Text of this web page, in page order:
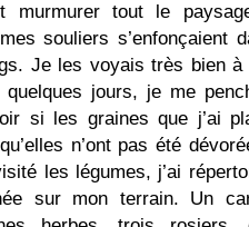
tout le
souliers s’enfonçaient
Je les voyais très bien à
jours, je me
si les graines que j’ai
n’ont pas été
les légumes, j’ai
sur mon terrain. Un